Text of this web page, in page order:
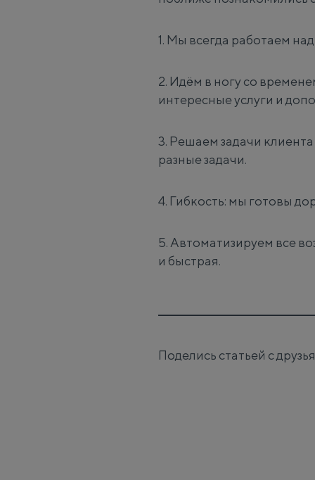
1. Мы всегда работаем
2. Идём в ногу со
интересные услуги и
3. Решаем задачи
разные задачи.
4. Гибкость: мы готовы
5. Автоматизируем все
и быстрая.
Поделись статьей с